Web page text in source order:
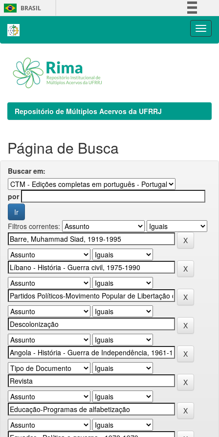
Skip
navigation
BRASIL
Repositório de Múltiplos Acervos da UFRRJ
Página de Busca
Buscar em:
por
Filtros correntes: